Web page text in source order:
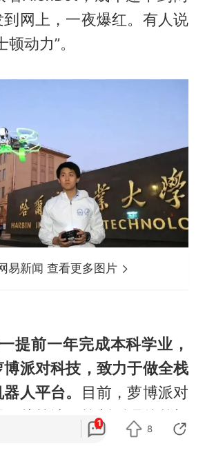
网上，一夜爆红。有人说
动力”。
易新闻 查看更多图片
提前一年完成本科学业，
派对科技，致力于做全栈
人平台。
目前，萝博派对
了从算法、控制到硬件整机
足人形机器人公司，其产品
1
8